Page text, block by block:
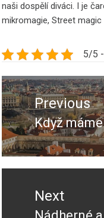
naši dospělí diváci. I je
mikromagie, Street magic
5/5
Navigace
pro
příspěvek
Previous
Previous
post:
Když
Next
Nádherné